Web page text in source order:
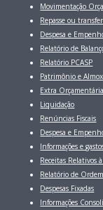
Movimentação
Repasse ou
Despesa e
Relatório de
Relatório PCASP
Patrimônio e
Extra Orçamentária
Liquidação
Renúncias Fiscais
Despesa e
Informações e
Receitas Relativos
Relatório de
Despesas Fixadas
Informações